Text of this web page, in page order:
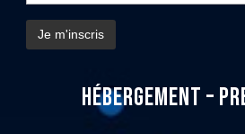
HÉBERGEMENT –